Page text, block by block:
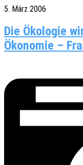
5. März 2006
Die Ökologie
Ökonomie –